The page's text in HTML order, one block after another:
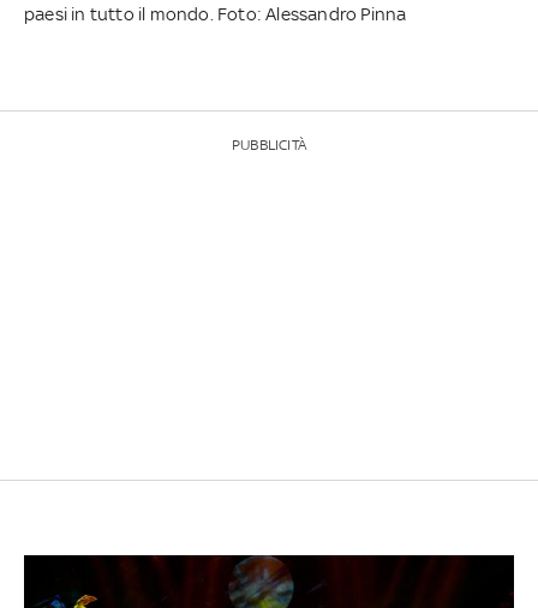
paesi in tutto il mondo. Foto: Alessandro Pinna
PUBBLICITÀ